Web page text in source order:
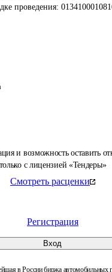
и возможность оставить
только с лицензией «Тендеры»
Смотреть расценки
Регистрация
Вход
в России биржа автомобильных
проведения: